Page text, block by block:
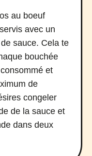
au boeuf
avec un
sauce. Cela te
bouchée
et
de
congeler
de la sauce et
dans deux